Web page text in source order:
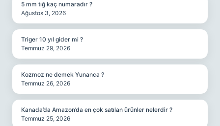
5 mm tığ kaç numaradır ?
Ağustos 3, 2026
Triger 10 yıl gider mi ?
Temmuz 29, 2026
Kozmoz ne demek Yunanca ?
Temmuz 26, 2026
Kanada’da Amazon’da en çok satılan ürünler nelerdir ?
Temmuz 25, 2026